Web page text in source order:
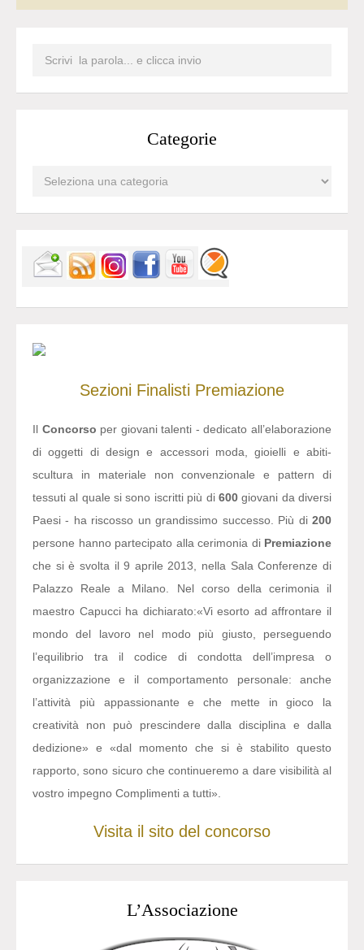
Categorie
Sezioni Finalisti Premiazione
Il Concorso per giovani talenti - dedicato all’elaborazione
di oggetti di design e accessori moda, gioielli e abiti-
scultura in materiale non convenzionale e pattern di
tessuti al quale si sono iscritti più di 600giovani da diversi
Paesi - ha riscosso un grandissimo successo. Più di 200
persone hanno partecipato alla cerimonia di Premiazione
che si è svolta il 9 aprile 2013, nella Sala Conferenze di
Palazzo Reale a Milano. Nel corso della cerimonia il
maestro Capucci ha dichiarato:«Vi esorto ad affrontare il
mondo del lavoro nel modo più giusto, perseguendo
l’equilibrio tra il codice di condotta dell’impresa o
organizzazione e il comportamento personale: anche
l’attività più appassionante e che mette in gioco la
creatività non può prescindere dalla disciplina e dalla
dedizione» e «dal momento che si è stabilito questo
rapporto, sono sicuro che continueremo a dare visibilità al
vostro impegno Complimenti a tutti».
Visita il sito del concorso
L’Associazione